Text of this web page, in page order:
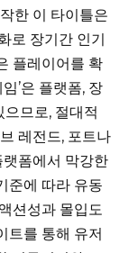
한 이 타이틀은
로 장기간 인기
플레이어를 확
’은 플랫폼, 장
므로, 절대적
레전드, 포트나
폼에서 막강한
준에 따라 유동
션성과 몰입도
트를 통해 유저